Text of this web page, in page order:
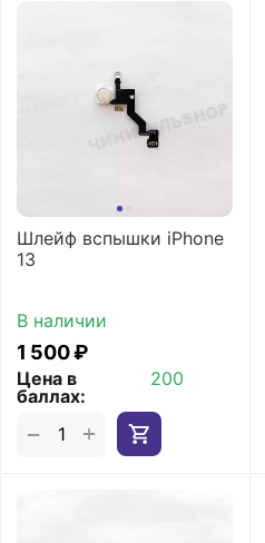
Шлейф вспышки iPhone
13
В наличии
1 500₽
Цена в
баллах:
200
+
−